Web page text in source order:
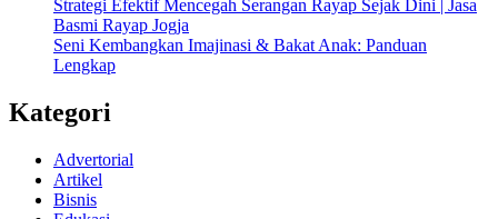
Strategi Efektif Mencegah Serangan Rayap Sejak Dini | Jasa
Basmi Rayap Jogja
Seni Kembangkan Imajinasi & Bakat Anak: Panduan
Lengkap
Kategori
Advertorial
Artikel
Bisnis